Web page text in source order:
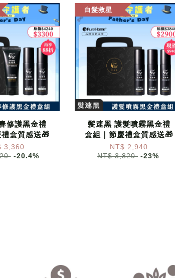
修護黑金禮
盒質感送🎁
3,360
-20.4%
白髮救星
髪速黑 護髮噴霧黑金禮
盒組｜節慶禮盒質感送🎁
NT$ 2,940
NT$ 3,820 -23%